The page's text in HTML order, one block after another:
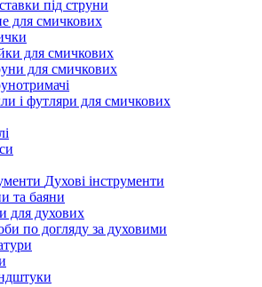
під струни
для смичкових
для смичкових
для смичкових
і футляри для смичкових
Духові інструменти
та баяни
для духових
по догляду за духовими